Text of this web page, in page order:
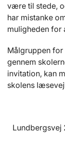
være til stede,
har mistanke
muligheden for
Målgruppen
gennem
invitation, kan
skolens
Lundbergsvej